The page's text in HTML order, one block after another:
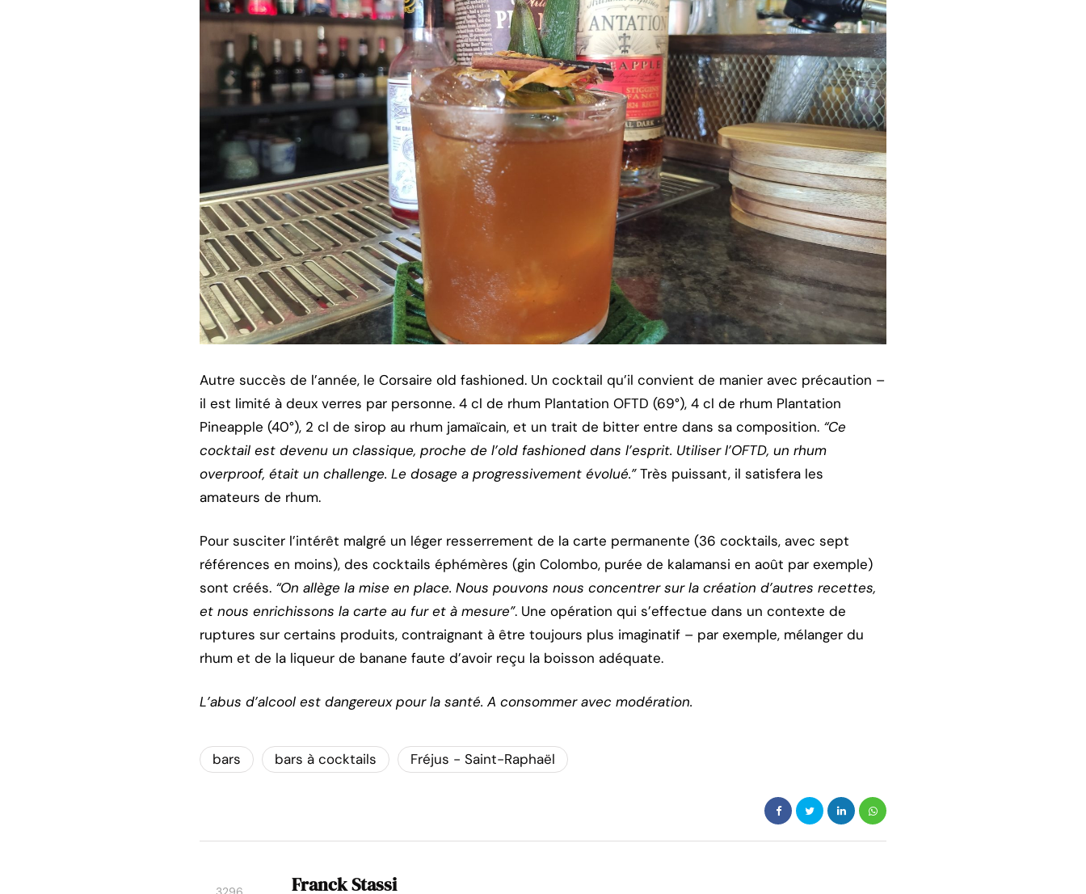
Autre succès de l’année, le Corsaire old fashioned. Un cocktail qu’il convient de manier avec précaution –
il est limité à deux verres par personne. 4 cl de rhum Plantation OFTD (69°), 4 cl de rhum Plantation
Pineapple (40°), 2 cl de sirop au rhum jamaïcain, et un trait de bitter entre dans sa composition. “Ce
cocktail est devenu un classique, proche de l’old fashioned dans l’esprit. Utiliser l’OFTD, un rhum
overproof, était un challenge. Le dosage a progressivement évolué.”Très puissant, il satisfera les
amateurs de rhum.
Pour susciter l’intérêt malgré un léger resserrement de la carte permanente (36 cocktails, avec sept
références en moins), des cocktails éphémères (gin Colombo, purée de kalamansi en août par exemple)
sont créés. “On allège la mise en place. Nous pouvons nous concentrer sur la création d’autres recettes,
et nous enrichissons la carte au fur et à mesure”. Une opération qui s’effectue dans un contexte de
ruptures sur certains produits, contraignant à être toujours plus imaginatif – par exemple, mélanger du
rhum et de la liqueur de banane faute d’avoir reçu la boisson adéquate.
L’abus d’alcool est dangereux pour la santé. A consommer avec modération.
bars bars à cocktails Fréjus - Saint-Raphaël
Franck Stassi